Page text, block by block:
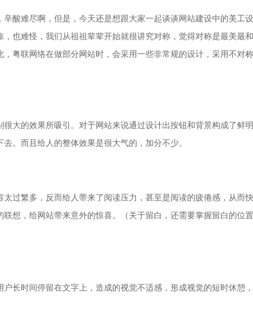
酸难尽啊，但是，今天还是想跟大家一起谈谈网站建设中的美工设
也难怪，我们从祖祖辈辈开始就很讲究对称，觉得对称是最美最
粤联网络在做部分网站时，会采用一些非常规的设计，采用不对
大的效果所吸引。对于网站来说通过设计出按钮和背景构成了鲜
。而且给人的整体效果是很大气的，加分不少。
过繁多，反而给人带来了阅读压力，甚至是阅读的疲倦感，从而
想，给网站带来意外的惊喜。（关于留白，还需要掌握留白的位
长时间停留在文字上，造成的视觉不适感，形成视觉的短时休憩